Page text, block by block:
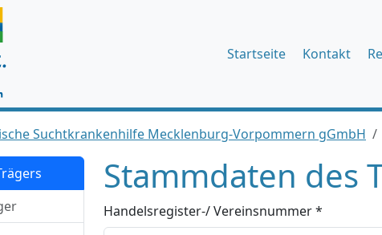
Startseite Kontakt
Suchtkrankenhilfe Mecklenburg-Vorpommern gGmbH
Stammdaten des
Handelsregister-/ Vereinsnummer *